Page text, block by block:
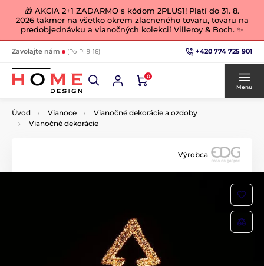
🎁 AKCIA 2+1 ZADARMO s kódom 2PLUS1! Platí do 31. 8.
2026 takmer na všetko okrem zlacneného tovaru, tovaru na
predobjednávku a vianočných kolekcií Villeroy & Boch. ✨
Zavolajte nám (Po-Pi 9-16) +420 774 725 901
0
Menu
Úvod Vianoce
Vianočné dekorácie a ozdoby
Vianočné dekorácie
Výrobca